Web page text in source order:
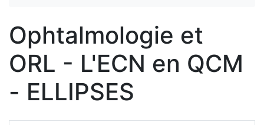
Ophtalmologie et
ORL - L'ECN en QCM
- ELLIPSES